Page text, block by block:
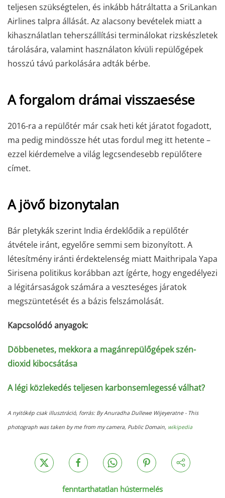
teljesen szükségtelen, és inkább hátráltatta a SriLankan
Airlines talpra állását. Az alacsony bevételek miatt a
kihasználatlan teherszállítási terminálokat rizskészletek
tárolására, valamint használaton kívüli repülőgépek
hosszú távú parkolására adták bérbe.
A forgalom drámai visszaesése
2016-ra a repülőtér már csak heti két járatot fogadott,
ma pedig mindössze hét utas fordul meg itt hetente –
ezzel kiérdemelve a világ legcsendesebb repülőtere
címet.
A jövő bizonytalan
Bár pletykák szerint India érdeklődik a repülőtér
átvétele iránt, egyelőre semmi sem bizonyított. A
létesítmény iránti érdektelenség miatt Maithripala Yapa
Sirisena politikus korábban azt ígérte, hogy engedélyezi
a légitársaságok számára a veszteséges járatok
megszüntetését és a bázis felszámolását.
Kapcsolódó anyagok:
Döbbenetes, mekkora a magánrepülőgépek szén-
dioxid kibocsátása
A légi közlekedés teljesen karbonsemlegessé válhat?
A nyitókép csak illusztráció, forrás: By Anuradha Dullewe Wijeyeratne - This
photograph was taken by me from my camera, Public Domain, wikipedia
fenntarthatatlan hústermelés